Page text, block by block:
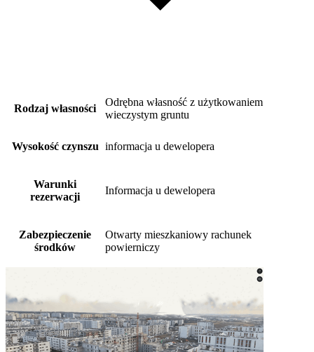
Rodzaj własności
Odrębna własność z użytkowaniem
wieczystym gruntu
Wysokość czynszu informacja u dewelopera
Warunki
rezerwacji
Informacja u dewelopera
Zabezpieczenie
środków
Otwarty mieszkaniowy rachunek
powierniczy